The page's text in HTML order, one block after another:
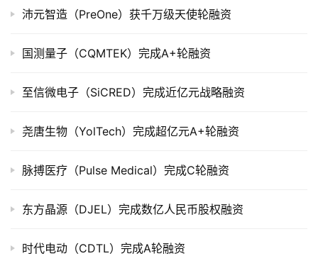
司
上
投
据
创
学
沛元智造（PreOne）获千万级天使轮融资
国测量子（CQMTEK）完成A+轮融资
至信微电子（SiCRED）完成近亿元战略融资
尧唐生物（YolTech）完成超亿元A+轮融资
脉搏医疗（Pulse Medical）完成C轮融资
东方晶源（DJEL）完成数亿人民币股权融资
时代电动（CDTL）完成A轮融资